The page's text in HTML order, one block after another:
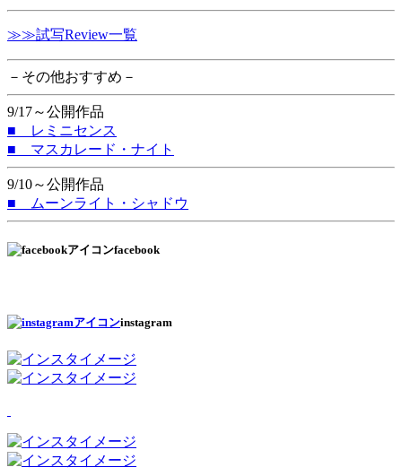
≫≫試写Review一覧
－その他おすすめ－
9/17～公開作品
■ レミニセンス
■ マスカレード・ナイト
9/10～公開作品
■ ムーンライト・シャドウ
facebook
instagram